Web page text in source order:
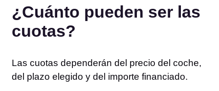
¿Cuánto pueden ser las
cuotas?
Las cuotas dependerán del precio del coche,
del plazo elegido y del importe financiado.